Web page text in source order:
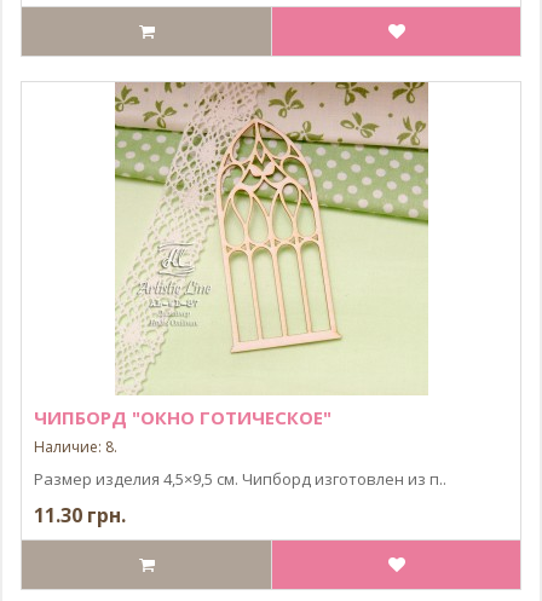
ЧИПБОРД "ОКНО ГОТИЧЕСКОЕ"
Наличие: 8.
Размер изделия 4,5×9,5 см. Чипборд изготовлен из п..
11.30 грн.